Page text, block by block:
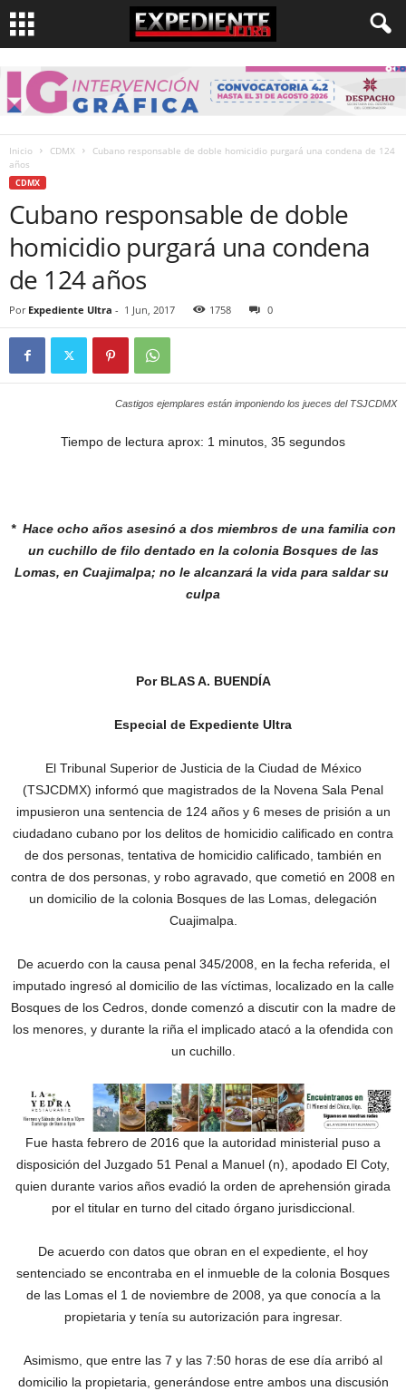
Inicio CDMX
Cubano responsable de doble homicidio purgará una condena de 124
años
CDMX
Cubano responsable de doble
homicidio purgará una condena
de 124 años
Por Expediente Ultra - 1 Jun, 2017 1758 0
Castigos ejemplares están imponiendo los jueces del TSJCDMX
Tiempo de lectura aprox: 1 minutos, 35 segundos
* Hace ocho años asesinó a dos miembros de una familia con
un cuchillo de filo dentado en la colonia Bosques de las
Lomas, en Cuajimalpa; no le alcanzará la vida para saldarsu
culpa
Por BLAS A. BUENDÍA
Especial de Expediente Ultra
El Tribunal Superior de Justicia de la Ciudad de México
(TSJCDMX) informó que magistrados de la Novena Sala Penal
impusieron una sentencia de 124 años y 6 meses de prisión a un
ciudadano cubano por los delitos de homicidio calificado en contra
de dos personas, tentativa de homicidio calificado, también en
contra de dos personas, y robo agravado, que cometió en 2008 en
un domicilio de la colonia Bosques de las Lomas, delegación
Cuajimalpa.
De acuerdo con la causa penal 345/2008, en la fecha referida, el
imputado ingresó al domicilio de las víctimas, localizado en la calle
Bosques de los Cedros, donde comenzó a discutir con la madre de
los menores, y durante la riña el implicado atacó a la ofendida con
un cuchillo.
Fue hasta febrero de 2016 que la autoridad ministerial puso a
disposición del Juzgado 51 Penal a Manuel (n), apodado El Coty,
quien durante varios años evadió la orden de aprehensión girada
por el titular en turno del citado órgano jurisdiccional.
De acuerdo con datos que obran en el expediente, el hoy
sentenciado se encontraba en el inmueble de la colonia Bosques
de las Lomas el 1 de noviembre de 2008, ya que conocía a la
propietaria y tenía su autorización para ingresar.
Asimismo, que entre las 7 y las 7:50 horas de ese día arribó al
domicilio la propietaria, generándose entre ambos una discusión